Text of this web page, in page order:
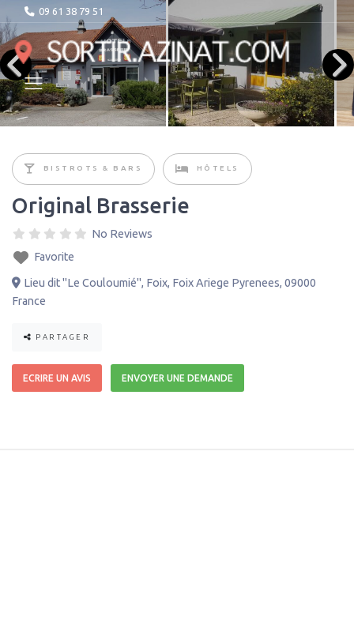
09 61 38 79 51
BISTROTS & BARS HÔTELS
Original Brasserie
No Reviews
Favorite
Lieu dit "Le Couloumié", Foix, Foix Ariege Pyrenees, 09000
France
PARTAGER
ECRIRE UN AVIS ENVOYER UNE DEMANDE